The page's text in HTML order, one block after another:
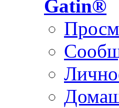
Gatin®